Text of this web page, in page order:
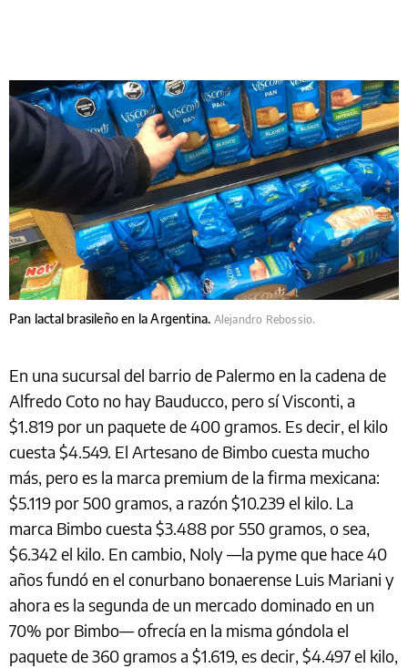
Pan lactal brasileño en la Argentina. Alejandro Rebossio.
En una sucursal del barrio de Palermo en la cadena de
Alfredo Coto no hay Bauducco, pero sí Visconti, a
$1.819 por un paquete de 400 gramos. Es decir, el kilo
cuesta $4.549. El Artesano de Bimbo cuesta mucho
más, pero es la marca premium de la firma mexicana:
$5.119 por 500 gramos, a razón $10.239 el kilo. La
marca Bimbo cuesta $3.488 por 550 gramos, o sea,
$6.342 el kilo. En cambio, Noly —la pyme que hace 40
años fundó en el conurbano bonaerense Luis Mariani y
ahora es la segunda de un mercado dominado en un
70% por Bimbo— ofrecía en la misma góndola el
paquete de 360 gramos a $1.619, es decir, $4.497 el kilo,